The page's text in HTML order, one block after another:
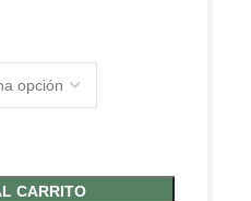
CARRITO